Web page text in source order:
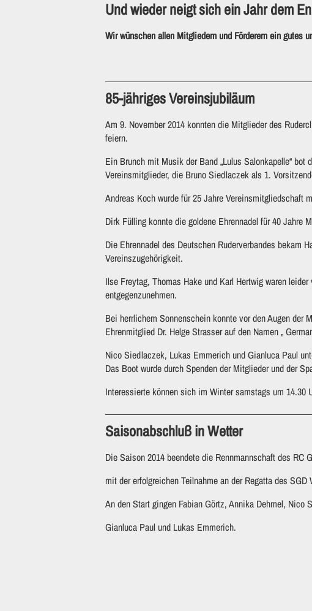
Und wieder neigt sich ein Jahr dem
Wir wünschen allen Mitgliedern und Förderern ein gutes
85-jähriges Vereinsjubiläum
Am 9. November 2014 konnten die Mitglieder des
feiern.
Ein Brunch mit Musik der Band „Lulus Salonkapelle“ bot
Vereinsmitglieder, die Bruno Siedlaczek als 1.
Andreas Koch wurde für 25 Jahre Vereinsmitgliedschaft
Dirk Fülling konnte die goldene Ehrennadel für 40 Jahre
Die Ehrennadel des Deutschen Ruderverbandes bekam
Vereinszugehörigkeit.
Ilse Freytag, Thomas Hake und Karl Hertwig waren
entgegenzunehmen.
Bei herrlichem Sonnenschein konnte vor den Augen der
Ehrenmitglied Dr. Helge Strasser auf den Namen „
Nico Siedlaczek, Lukas Emmerich und Gianluca Paul
Das Boot wurde durch Spenden der Mitglieder und der
Interessierte können sich im Winter samstags um 14.30
Saisonabschluß in Wetter
Die Saison 2014 beendete die Rennmannschaft des RC
mit der erfolgreichen Teilnahme an der Regatta des SGD
An den Start gingen Fabian Görtz, Annika Dehmel, Nico
Gianluca Paul und Lukas Emmerich.